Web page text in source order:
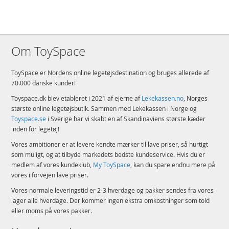
på af LEGO fans og produceret af LEGO Koncernen
Førsteklasses kvalitet – LEGO® klodser lever op til strenge
branchestandarder for kvalitet for at sikre, at de passer nemt og perfekt
Sikkerhed frem for alt – LEGO® komponenter bliver kastet, opvarmet,
klemt, vredet og analyseret omhyggeligt for at sikre, at de overholder
strenge internationale sikkerhedsstandarder
Detaljer:
Antal klodser: 2316
Alder: fra 18 år
Produktdetaljer
Model 21333
Mærke LEGO
Om ToySpace
ToySpace er Nordens online legetøjsdestination og bruges allerede af
70.000 danske kunder!
Toyspace.dk blev etableret i 2021 af ejerne afLekekassen.no, Norges
største online legetøjsbutik. Sammen med Lekekassen i Norge og
Toyspace.se i Sverige har vi skabt en af Skandinaviens største kæder
inden for legetøj!
Vores ambitioner er at levere kendte mærker til lave priser, så hurtigt
som muligt, og at tilbyde markedets bedste kundeservice. Hvis du er
medlem af vores kundeklub, My ToySpace, kan du spare endnu mere på
vores i forvejen lave priser.
Vores normale leveringstid er 2-3 hverdage og pakker sendes fra vores
lager alle hverdage. Der kommer ingen ekstra omkostninger som told
eller moms på vores pakker.